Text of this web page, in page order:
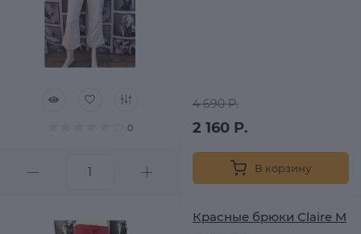
0
4 690 Р.
2 160 Р.
В корзину
Красные брюки Claire M